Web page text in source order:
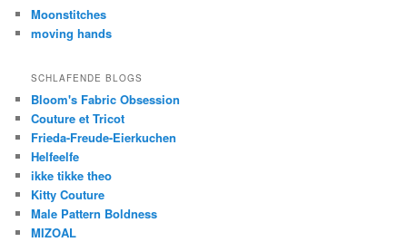
Moonstitches
moving hands
SCHLAFENDE BLOGS
Bloom's Fabric Obsession
Couture et Tricot
Frieda-Freude-Eierkuchen
Helfeelfe
ikke tikke theo
Kitty Couture
Male Pattern Boldness
MIZOAL